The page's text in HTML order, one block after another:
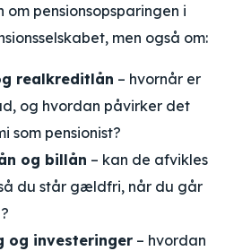
om pensionsopsparingen i
men også om:
realkreditlån – hvornår er
og hvordan påvirker det
som pensionist?
og billån – kan de afvikles
du står gældfri, når du går
og investeringer – hvordan